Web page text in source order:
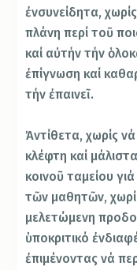
ἐνσυνείδητα,
πλάνη περί τοῦ
καί αὐτήν τήν
ἐπίγνωση καί
τήν ἐπαινεῖ.
Ἀντίθετα, χωρίς
κλέφτη καί
κοινοῦ ταμείου
τῶν μαθητῶν,
μελετώμενη
ὑποκριτικό
ἐπιμένοντας νά